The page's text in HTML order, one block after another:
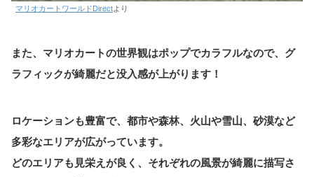
マリオカートワールドDirectより
また、マリオカートの世界観はポップでカラフルなので、グ
ラフィックが綺麗だと没入感が上がります！
ロケーションも豊富で、都市や森林、火山や雪山、砂漠など
多彩なエリアが広がっています。
どのエリアも見栄えが良く、それぞれの風景が綺麗に描写さ